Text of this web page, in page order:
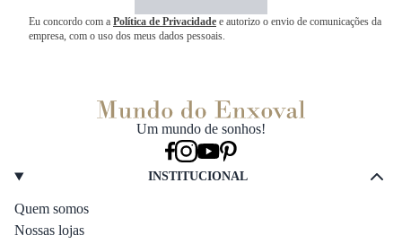
Eu concordo com a Política de Privacidade e autorizo o envio de comunicações da
empresa, com o uso dos meus dados pessoais.
Um mundo de sonhos!
INSTITUCIONAL
Quem somos
Nossas lojas